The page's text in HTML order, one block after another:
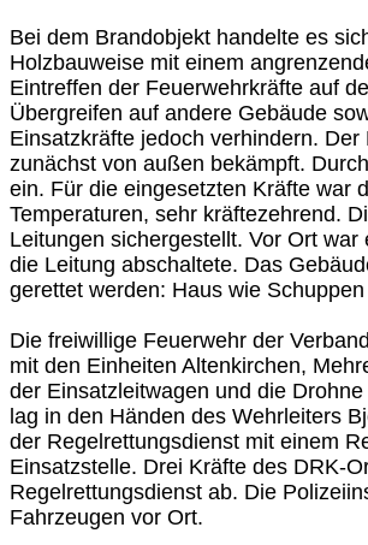
Bei dem Brandobjekt handelte es
Holzbauweise mit einem
Eintreffen der Feuerwehrkräfte auf
Übergreifen auf andere Gebäude
Einsatzkräfte jedoch verhindern.
zunächst von außen bekämpft.
ein. Für die eingesetzten Kräfte war
Temperaturen, sehr kräftezehrend.
Leitungen sichergestellt. Vor Ort
die Leitung abschaltete. Das
gerettet werden: Haus wie
Die freiwillige Feuerwehr der
mit den Einheiten Altenkirchen,
der Einsatzleitwagen und die
lag in den Händen des Wehrleiters
der Regelrettungsdienst mit einem
Einsatzstelle. Drei Kräfte des DRK-
Regelrettungsdienst ab. Die
Fahrzeugen vor Ort.